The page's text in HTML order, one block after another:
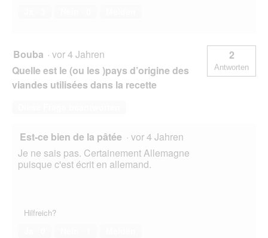
Bouba · vor 4 Jahren
Quelle est le (ou les )pays d’origine des
viandes utilisées dans la recette
2
Antworten
Est-ce bien de la pâtée · vor 4 Jahren
Je ne sais pas. Certainement Allemagne
puisque c'est écrit en allemand.
Hilfreich?